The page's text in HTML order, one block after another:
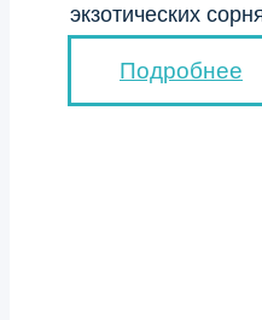
экзотических
Подробнее